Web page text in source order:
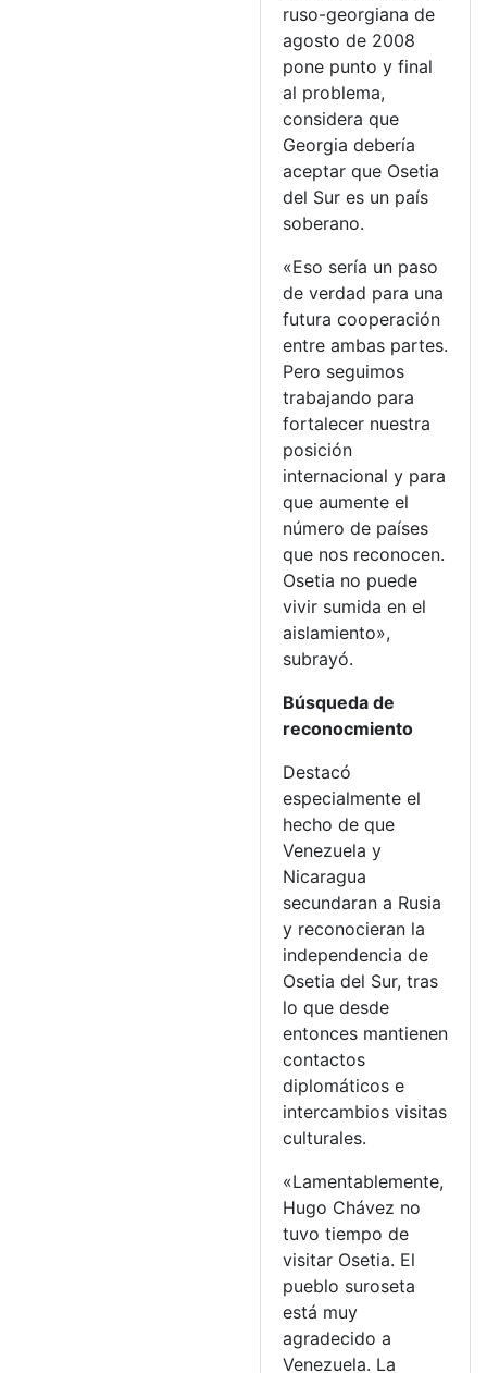
ruso-georgiana de
agosto de 2008
pone punto y final
al problema,
considera que
Georgia debería
aceptar que Osetia
del Sur es un país
soberano.
«Eso sería un paso
de verdad para una
futura cooperación
entre ambas partes.
Pero seguimos
trabajando para
fortalecer nuestra
posición
internacional y para
que aumente el
número de países
que nos reconocen.
Osetia no puede
vivir sumida en el
aislamiento»,
subrayó.
Búsqueda de
reconocmiento
Destacó
especialmente el
hecho de que
Venezuela y
Nicaragua
secundaran a Rusia
y reconocieran la
independencia de
Osetia del Sur, tras
lo que desde
entonces mantienen
contactos
diplomáticos e
intercambios visitas
culturales.
«Lamentablemente,
Hugo Chávez no
tuvo tiempo de
visitar Osetia. El
pueblo suroseta
está muy
agradecido a
Venezuela. La